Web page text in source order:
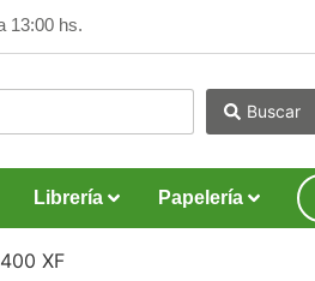
13:00 hs.
Buscar
Librería Papelería
XF